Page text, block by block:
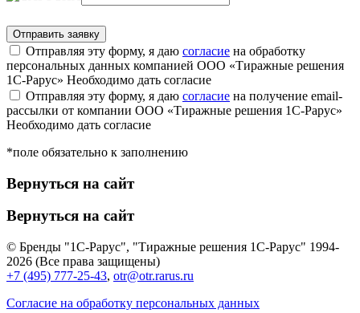
Отправляя эту форму, я даю согласие на обработку
персональных данных компанией ООО «Тиражные решения
1С-Рарус» Необходимо дать согласие
Отправляя эту форму, я даю согласие на получение email-
рассылки от компании ООО «Тиражные решения 1С-Рарус»
Необходимо дать согласие
*поле обязательно к заполнению
Вернуться на сайт
Вернуться на сайт
© Бренды "1С-Рарус", "Тиражные решения 1С-Рарус" 1994-
2026 (Все права защищены)
+7 (495) 777-25-43, otr@otr.rarus.ru
Согласие на обработку персональных данных